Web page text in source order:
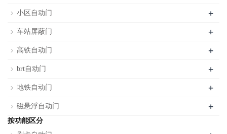
小区自动门 +
车站屏蔽门 +
高铁自动门 +
brt自动门 +
地铁自动门 +
磁悬浮自动门 +
按功能区分